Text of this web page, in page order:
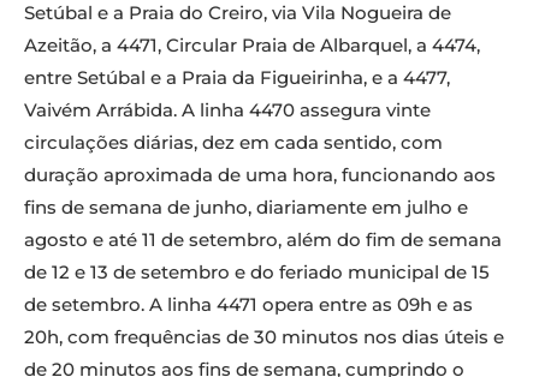
Setúbal e a Praia do Creiro, via Vila Nogueira de
Azeitão, a 4471, Circular Praia de Albarquel, a 4474,
entre Setúbal e a Praia da Figueirinha, e a 4477,
Vaivém Arrábida. A linha 4470 assegura vinte
circulações diárias, dez em cada sentido, com
duração aproximada de uma hora, funcionando aos
fins de semana de junho, diariamente em julho e
agosto e até 11 de setembro, além do fim de semana
de 12 e 13 de setembro e do feriado municipal de 15
de setembro. A linha 4471 opera entre as 09h e as
20h, com frequências de 30 minutos nos dias úteis e
de 20 minutos aos fins de semana, cumprindo o